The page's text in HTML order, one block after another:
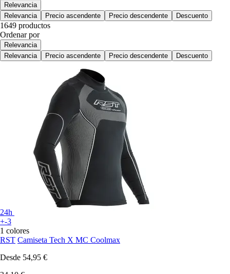
Relevancia
Relevancia
Precio ascendente Precio descendente Descuento
1649 productos
Ordenar por
Relevancia
Relevancia
Precio ascendente Precio descendente Descuento
24h
+-3
1 colores
RST Camiseta Tech X MC Coolmax
Desde 54,95 €